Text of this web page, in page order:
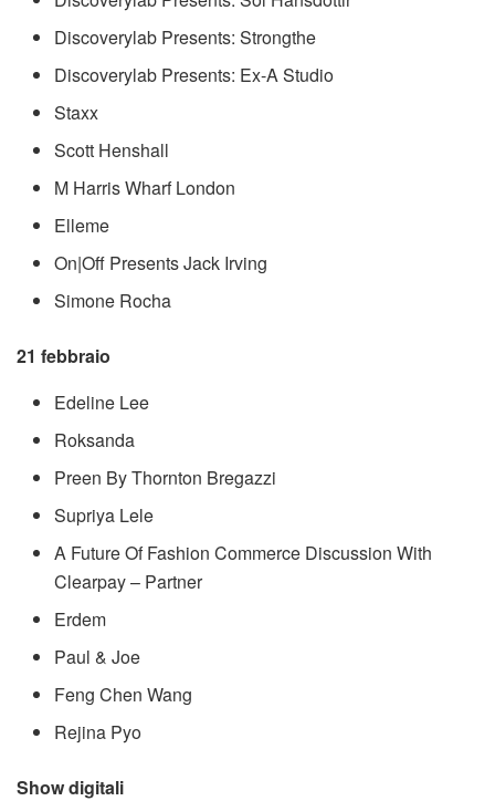
Discoverylab Presents: Strongthe
Discoverylab Presents: Ex-A Studio
Staxx
Scott Henshall
M Harris Wharf London
Elleme
On|Off Presents Jack Irving
Simone Rocha
21 febbraio
Edeline Lee
Roksanda
Preen By Thornton Bregazzi
Supriya Lele
A Future Of Fashion Commerce Discussion With
Clearpay – Partner
Erdem
Paul & Joe
Feng Chen Wang
Rejina Pyo
Show digitali